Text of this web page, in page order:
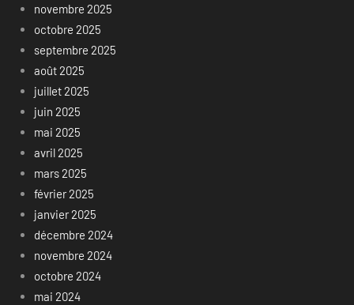
novembre 2025
octobre 2025
septembre 2025
août 2025
juillet 2025
juin 2025
mai 2025
avril 2025
mars 2025
février 2025
janvier 2025
décembre 2024
novembre 2024
octobre 2024
mai 2024